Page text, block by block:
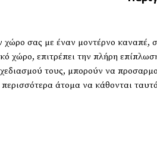
χώρο σας με έναν μοντέρνο καναπέ,
χώρο, επιτρέπει την πλήρη
τους, μπορούν να
περισσότερα άτομα να κάθονται